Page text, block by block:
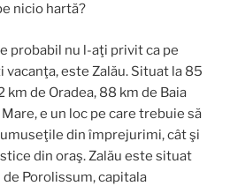
nicio hartă?
probabil nu l-aţi privit ca pe
vacanţa, este Zalău. Situat la 85
km de Oradea, 88 km de Baia
e un loc pe care trebuie să
din împrejurimi, cât şi
din oraş. Zalău este situat
Porolissum, capitala